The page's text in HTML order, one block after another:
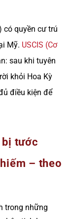
có quyền cư trú
Mỹ. USCIS (Cơ
sau khi tuyên
khỏi Hoa Kỳ
điều kiện để
bị tước
– theo
trong những